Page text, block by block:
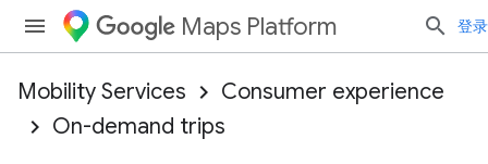
Maps Platform 登录
Mobility Services
Consumer experience
On-demand trips